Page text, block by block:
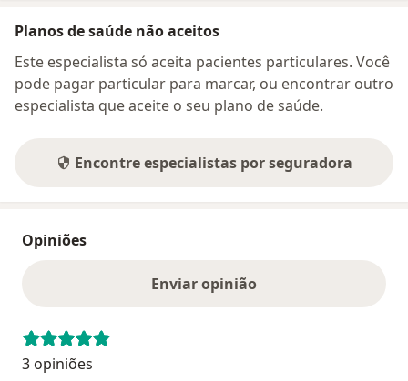
Planos de saúde não aceitos
Este especialista só aceita pacientes particulares. Você
pode pagar particular para marcar, ou encontrar outro
especialista que aceite o seu plano de saúde.
Encontre especialistas por seguradora
Opiniões
Enviar opinião
3 opiniões